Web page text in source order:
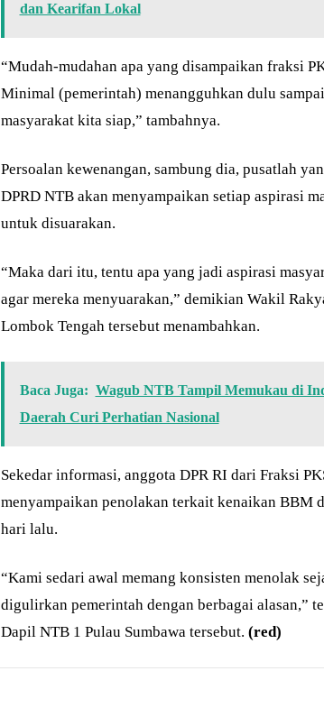
dan Kearifan Lokal
“Mudah-mudahan apa yang disampaikan fraksi
Minimal (pemerintah) menangguhkan dulu
masyarakat kita siap,” tambahnya.
Persoalan kewenangan, sambung dia, pusatlah
DPRD NTB akan menyampaikan setiap aspirasi
untuk disuarakan.
“Maka dari itu, tentu apa yang jadi aspirasi
agar mereka menyuarakan,” demikian Wakil
Lombok Tengah tersebut menambahkan.
Baca Juga: Wagub NTB Tampil Memukau di
Daerah Curi Perhatian Nasional
Sekedar informasi, anggota DPR RI dari Fraksi
menyampaikan penolakan terkait kenaikan BBM
hari lalu.
“Kami sedari awal memang konsisten menolak
digulirkan pemerintah dengan berbagai alasan,”
Dapil NTB 1 Pulau Sumbawa tersebut. (red)